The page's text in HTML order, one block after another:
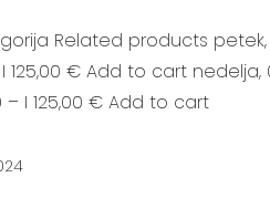
Related products petek,
125,00 € Add to cart nedelja,
– I 125,00 € Add to cart